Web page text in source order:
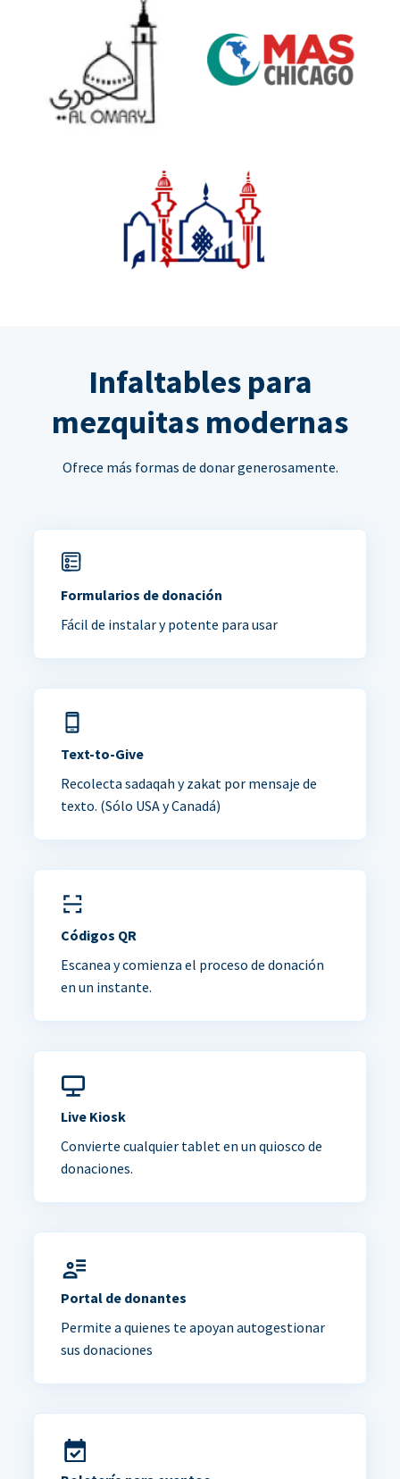
Infaltables para
mezquitas modernas
Ofrece más formas de donar generosamente.
Formularios de donación
Fácil de instalar y potente para usar
Text-to-Give
Recolecta sadaqah y zakat por mensaje de
texto. (Sólo USA y Canadá)
Códigos QR
Escanea y comienza el proceso de donación
en un instante.
Live Kiosk
Convierte cualquier tablet en un quiosco de
donaciones.
Portal de donantes
Permite a quienes te apoyan autogestionar
sus donaciones